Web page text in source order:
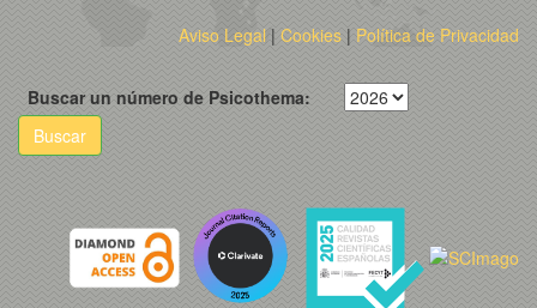
Aviso Legal| Cookies | Política de Privacidad
Buscar un número de Psicothema:
Buscar